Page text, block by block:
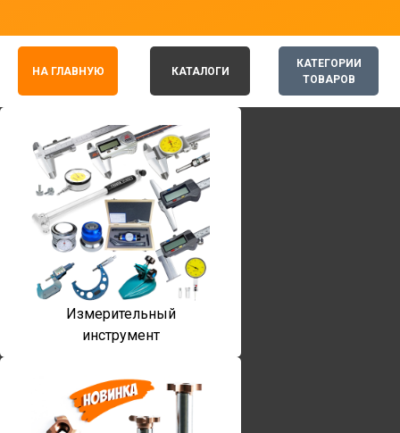
КАТЕГОРИИ
ТОВАРОВ
НА ГЛАВНУЮ КАТАЛОГИ
Измерительный
инструмент